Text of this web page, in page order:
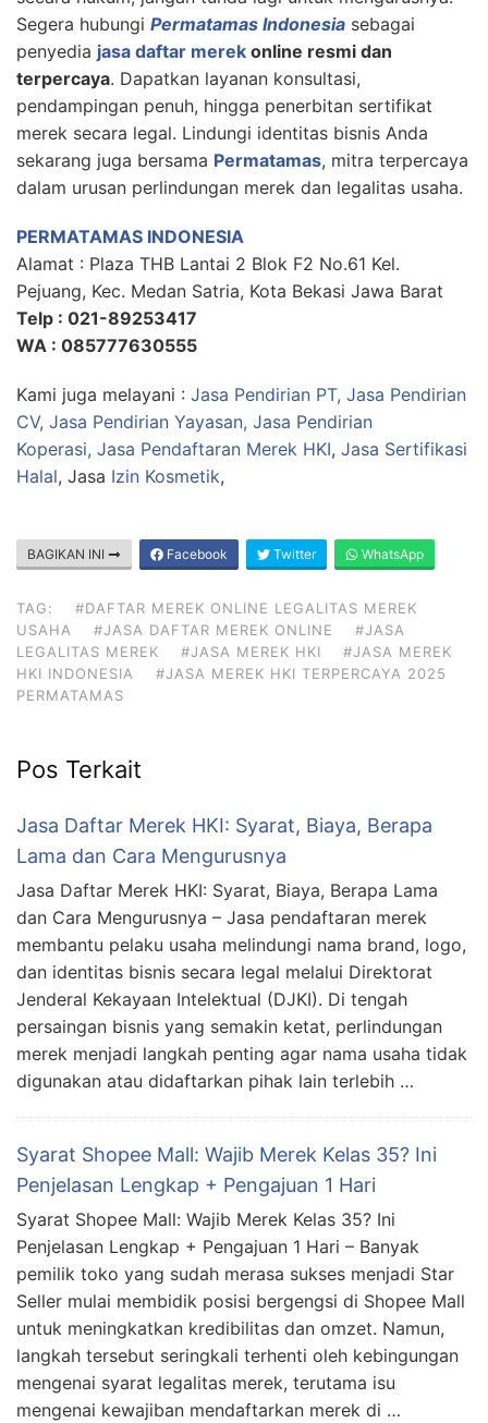
Segera hubungi Permatamas Indonesia sebagai
penyedia jasa daftar merek online resmi dan
terpercaya. Dapatkan layanan konsultasi,
pendampingan penuh, hingga penerbitan sertifikat
merek secara legal. Lindungi identitas bisnis Anda
sekarang juga bersama Permatamas, mitra terpercaya
dalam urusan perlindungan merek dan legalitas usaha.
PERMATAMAS INDONESIA
Alamat : Plaza THB Lantai 2 Blok F2 No.61 Kel.
Pejuang, Kec. Medan Satria, Kota Bekasi Jawa Barat
Telp : 021-89253417
WA : 085777630555
Kami juga melayani : Jasa Pendirian PT, Jasa Pendirian
CV, Jasa Pendirian Yayasan, Jasa Pendirian
Koperasi, Jasa Pendaftaran Merek HKI, Jasa Sertifikasi
Halal, Jasa Izin Kosmetik,
BAGIKAN INI Facebook Twitter WhatsApp
TAG:
#DAFTAR MEREK ONLINE LEGALITAS MEREK
USAHA
#JASA DAFTAR MEREK ONLINE
#JASA
LEGALITAS MEREK
#JASA MEREK HKI
#JASA MEREK
HKI INDONESIA
#JASA MEREK HKI TERPERCAYA 2025
PERMATAMAS
Pos Terkait
Jasa Daftar Merek HKI: Syarat, Biaya, Berapa
Lama dan Cara Mengurusnya
Jasa Daftar Merek HKI: Syarat, Biaya, Berapa Lama
dan Cara Mengurusnya – Jasa pendaftaran merek
membantu pelaku usaha melindungi nama brand, logo,
dan identitas bisnis secara legal melalui Direktorat
Jenderal Kekayaan Intelektual (DJKI). Di tengah
persaingan bisnis yang semakin ketat, perlindungan
merek menjadi langkah penting agar nama usaha tidak
digunakan atau didaftarkan pihak lain terlebih …
Syarat Shopee Mall: Wajib Merek Kelas 35? Ini
Penjelasan Lengkap + Pengajuan 1 Hari
Syarat Shopee Mall: Wajib Merek Kelas 35? Ini
Penjelasan Lengkap + Pengajuan 1 Hari – Banyak
pemilik toko yang sudah merasa sukses menjadi Star
Seller mulai membidik posisi bergengsi di Shopee Mall
untuk meningkatkan kredibilitas dan omzet. Namun,
langkah tersebut seringkali terhenti oleh kebingungan
mengenai syarat legalitas merek, terutama isu
mengenai kewajiban mendaftarkan merek di …